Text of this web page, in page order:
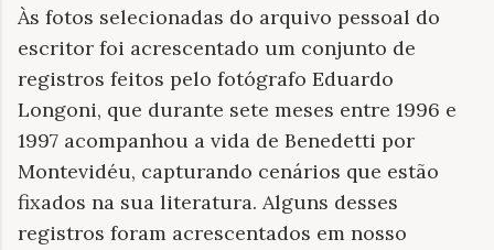
Às fotos selecionadas do arquivo pessoal do
escritor foi acrescentado um conjunto de
registros feitos pelo fotógrafo Eduardo
Longoni, que durante sete meses entre 1996 e
1997 acompanhou a vida de Benedetti por
Montevidéu, capturando cenários que estão
fixados na sua literatura. Alguns desses
registros foram acrescentados em nosso